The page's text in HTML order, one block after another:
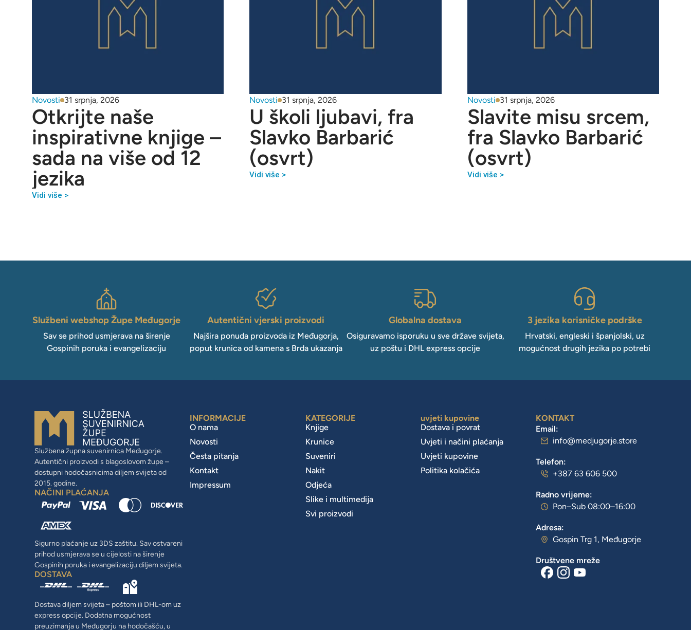
Novosti 31 srpnja, 2026
Otkrijte naše
inspirativne knjige –
sada na više od 12
jezika
Vidi više >
Novosti 31 srpnja, 2026
U školi ljubavi, fra
Slavko Barbarić
(osvrt)
Vidi više >
Novosti 31 srpnja, 2026
Slavite misu srcem,
fra Slavko Barbarić
(osvrt)
Vidi više >
Službeni webshop Župe Međugorje
Sav se prihod usmjerava na širenje
Gospinih poruka i evangelizaciju
Autentični vjerski proizvodi
Najšira ponuda proizvoda iz Međugorja,
poput krunica od kamena s Brda ukazanja
Globalna dostava
Osiguravamo isporuku u sve države svijeta,
uz poštu i DHL express opcije
3 jezika korisničke podrške
Hrvatski, engleski i španjolski, uz
mogućnost drugih jezika po potrebi
Službena župna suvenirnica Međugorje.
Autentični proizvodi s blagoslovom župe –
dostupni hodočasnicima diljem svijeta od
2015. godine.
NAČINI PLAĆANJA
Sigurno plaćanje uz 3DS zaštitu. Sav ostvareni
prihod usmjerava se u cijelosti na širenje
Gospinih poruka i evangelizaciju diljem svijeta.
DOSTAVA
Dostava diljem svijeta – poštom ili DHL-om uz
express opcije. Dodatna mogućnost
preuzimanja u Međugorju na hodočašću, u
INFORMACIJE
O nama
Novosti
Česta pitanja
Kontakt
Impressum
KATEGORIJE
Knjige
Krunice
Suveniri
Nakit
Odjeća
Slike i multimedija
Svi proizvodi
uvjeti kupovine
Dostava i povrat
Uvjeti i načini plaćanja
Uvjeti kupovine
Politika kolačića
KONTAKT
Email:
info@medjugorje.store
Telefon:
+387 63 606 500
Radno vrijeme:
Pon–Sub 08:00–16:00
Adresa:
Gospin Trg 1, Međugorje
Društvene mreže